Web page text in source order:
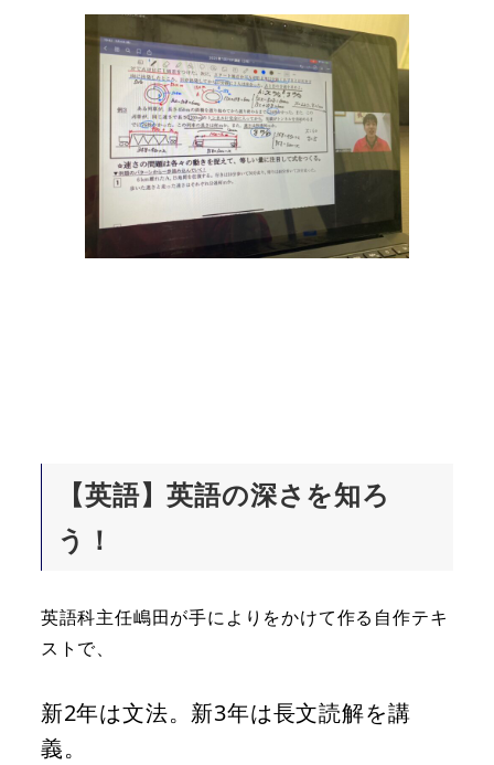
【英語】英語の深さを知ろ
う！
英語科主任嶋田が手によりをかけて作る自作テキ
ストで、
新2年は文法。新3年は長文読解を講
義。